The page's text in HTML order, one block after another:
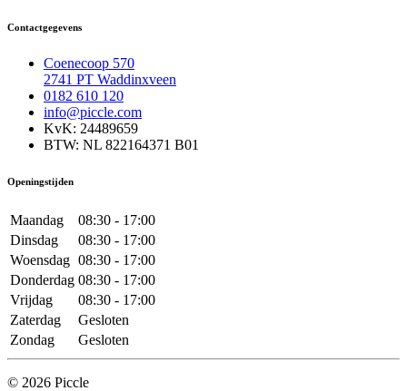
Contactgegevens
Coenecoop 570
2741 PT Waddinxveen
0182 610 120
info@piccle.com
KvK: 24489659
BTW: NL 822164371 B01
Openingstijden
Maandag
08:30 - 17:00
Dinsdag
08:30 - 17:00
Woensdag 08:30 - 17:00
Donderdag 08:30 - 17:00
Vrijdag
08:30 - 17:00
Zaterdag
Gesloten
Zondag
Gesloten
© 2026 Piccle